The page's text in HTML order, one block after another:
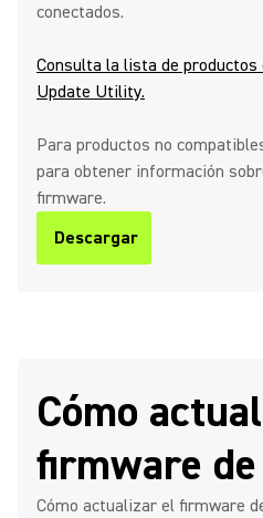
conectados.
Consulta la lista de productos
Update Utility.
Para productos no
para obtener información
firmware.
Descargar
Cómo
firmware
Cómo actualizar el firmware